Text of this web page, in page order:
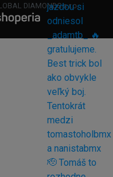
DIAMONDS s.r.o.